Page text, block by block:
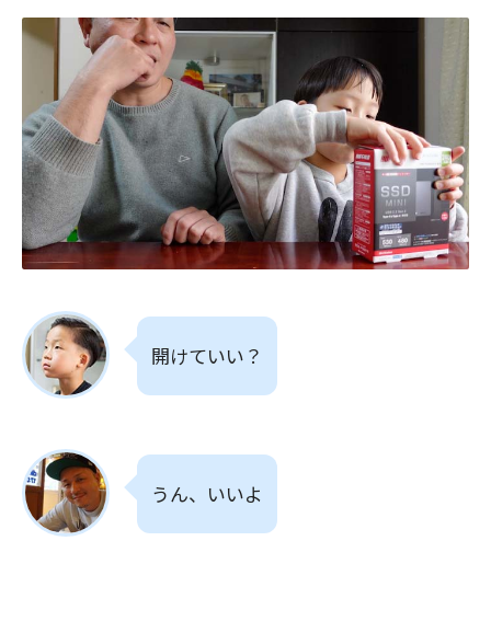
開けていい？
うん、いいよ